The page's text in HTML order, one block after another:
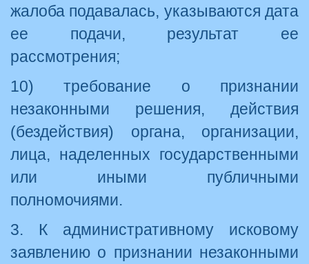
жалоба подавалась, указываются дата
ее подачи, результат ее
рассмотрения;
10) требование о признании
незаконными решения, действия
(бездействия) органа, организации,
лица, наделенных государственными
или иными публичными
полномочиями.
3. К административному исковому
заявлению о признании незаконными